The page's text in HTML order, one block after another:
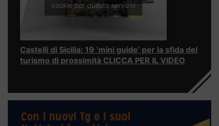
cookie per questo servizio
Castelli di Sicilia: 19 ‘mini guide’ per la sfida del
turismo di prossimità CLICCA PER IL VIDEO